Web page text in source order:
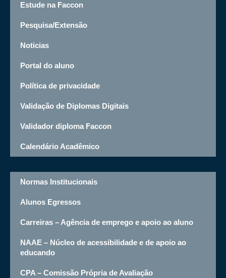
Estude na Faccon
Pesquisa/Extensão
Noticias
Portal do aluno
Política de privacidade
Validação de Diplomas Digitais
Validador diploma Faccon
Calendário Acadêmico
Normas Institucionais
Alunos Egressos
Carreiras – Agência de emprego e apoio ao aluno
NAAE – Núcleo de acessibilidade e de apoio ao
educando
CPA – Comissão Própria de Avaliação